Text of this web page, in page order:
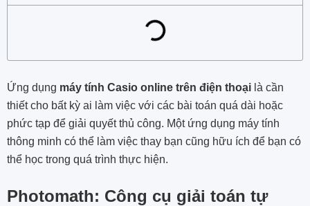
Ứng dụng máy tính Casio online trên điện thoại là cần
thiết cho bất kỳ ai làm việc với các bài toán quá dài hoặc
phức tạp để giải quyết thủ công. Một ứng dụng máy tính
thông minh có thể làm việc thay bạn cũng hữu ích để bạn có
thể học trong quá trình thực hiện.
Photomath: Công cụ giải toán tự